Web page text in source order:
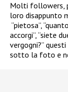
Molti followers,
loro disappunto
“pietosa”,
accorgi”, “siete
vergogni?”
sotto la foto e